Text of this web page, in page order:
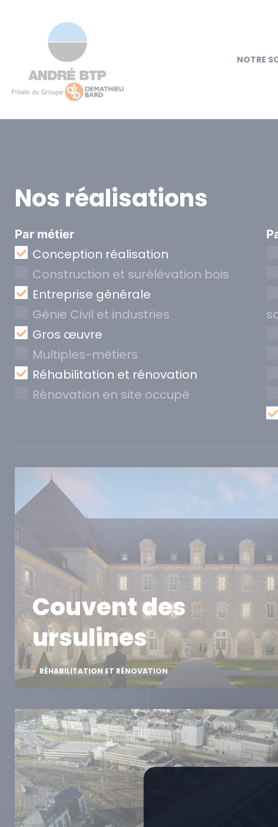
NOTRE
Nos réalisations
Par métier
Conception réalisation
Construction et surélévation bois
Entreprise générale
Génie Civil et industries
Gros œuvre
Multiples-métiers
Réhabilitation et rénovation
Rénovation en site occupé
RÉHABILITATION ET RÉNOVATION
Couvent des
ursulines